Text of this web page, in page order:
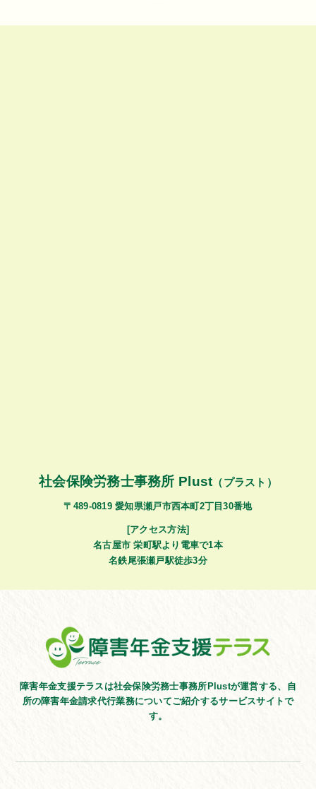
社会保険労務士事務所 Plust （プラスト）
〒489-0819 愛知県瀬戸市西本町2丁目30番地
[アクセス方法]
名古屋市 栄町駅より電車で1本
名鉄尾張瀬戸駅徒歩3分
障害年金支援テラスは社会保険労務士事務所Plustが運営する、 自
所の障害年金請求代行業務についてご紹介するサービスサイトで
す。